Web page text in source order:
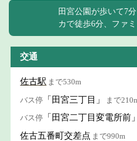
田宮公園が歩いて7
カで徒歩6分、ファ
交通
佐古駅 まで530m
バス停 「田宮三丁目」 まで
バス停 「田宮二丁目変電所前」
佐古五番町交差点 まで990m